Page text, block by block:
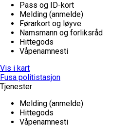
Pass og ID-kort
Melding (anmelde)
Førarkort og løyve
Namsmann og forliksråd
Hittegods
Våpenamnesti
Vis i kart
Fusa politistasjon
Tjenester
Melding (anmelde)
Hittegods
Våpenamnesti